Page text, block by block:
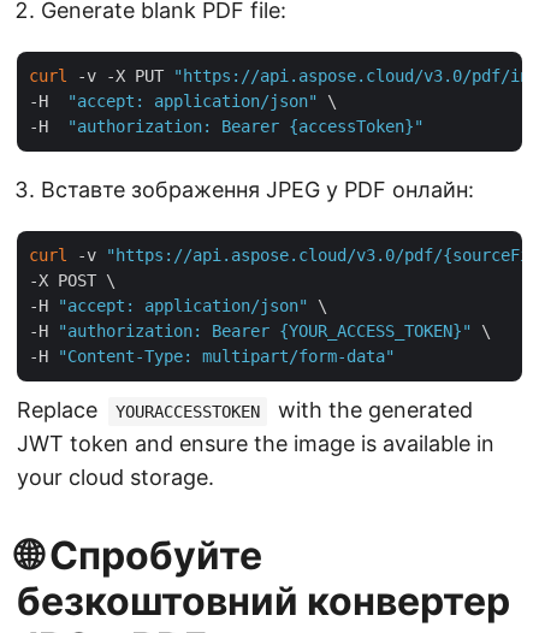
Generate blank PDF file:
curl -v -X PUT
"https://api.aspose.cloud/v3.0/pdf/
-H
"accept: application/json"
\
-H
"authorization: Bearer {accessToken}"
Вставте зображення JPEG у PDF онлайн:
curl -v
"https://api.aspose.cloud/v3.0/pdf/
-X POST \
-H
"accept: application/json"
\
-H
"authorization: Bearer {YOUR_ACCESS_TOKEN}"
\
-H
"Content-Type: multipart/form-data"
Replace YOURACCESSTOKEN
with the generated
JWT token and ensure the image is available in
your cloud storage.
🌐 Спробуйте
безкоштовний конвертер